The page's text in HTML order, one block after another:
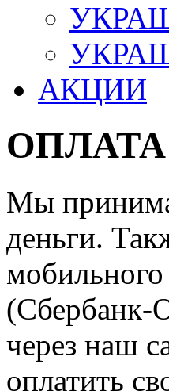
АКЦИИ
Мы
деньги.
(Сбербанк-
через наш
оплатить